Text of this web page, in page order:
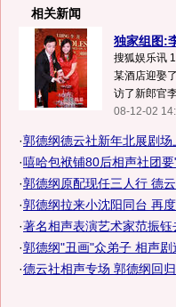
相关新闻
独家组图:
搜狐娱乐讯
某酒店迎娶
访了新郎官
08-12-02
·郭德纲德云社新年北展剧
·嘻哈包袱铺80后相声社团
·郭德纲原配现任三人行 德
·郭德纲拉来小沈阳同台 再
·著名相声表演艺术家范振钰
·郭德纲"丑画"众弟子 相声剧
·德云社相声专场 郭德纲回